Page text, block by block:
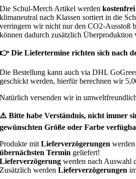
Die Schul-Merch Artikel werdenkostenfrei
klimaneutral nach Klassen sortiert in die
verringern wir nicht nur den CO2-Ausstoß
können dadurch zusätzlich Überproduktion
👉 Die Liefertermine richten sich nach
Die Bestellung kann auch via DHL
geschickt werden, hierfür berechnen wir
Natürlich versenden wir in
⚠️ Bitte habe Verständnis, nicht immer
gewünschten Größe oder Farbe
Produkte mitLieferverzögerungen
übernächsten Termin geliefert!
Lieferverzögerung werden nach Auswahl
Zusätzlich werdenLieferverzögerungen